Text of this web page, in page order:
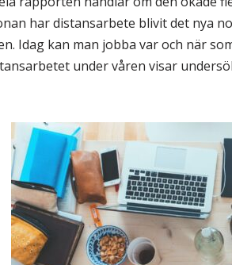
har distansarbete blivit det nya
Idag kan man jobba var och när
under våren visar